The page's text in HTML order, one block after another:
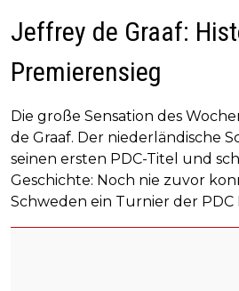
Jeffrey de Graaf:
Premierensieg
Die große Sensation des
de Graaf. Der niederländische
seinen ersten PDC-Titel und
Geschichte: Noch nie zuvor
Schweden ein Turnier der